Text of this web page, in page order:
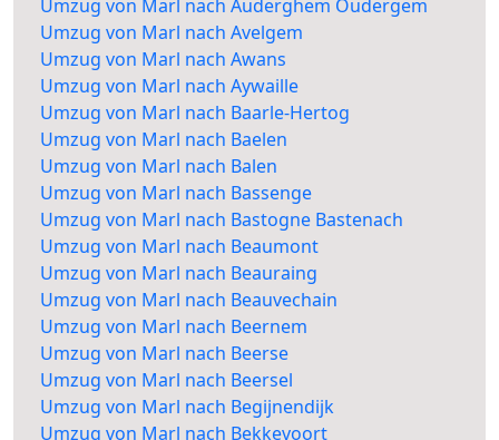
Umzug von Marl nach Auderghem Oudergem
Umzug von Marl nach Avelgem
Umzug von Marl nach Awans
Umzug von Marl nach Aywaille
Umzug von Marl nach Baarle-Hertog
Umzug von Marl nach Baelen
Umzug von Marl nach Balen
Umzug von Marl nach Bassenge
Umzug von Marl nach Bastogne Bastenach
Umzug von Marl nach Beaumont
Umzug von Marl nach Beauraing
Umzug von Marl nach Beauvechain
Umzug von Marl nach Beernem
Umzug von Marl nach Beerse
Umzug von Marl nach Beersel
Umzug von Marl nach Begijnendijk
Umzug von Marl nach Bekkevoort